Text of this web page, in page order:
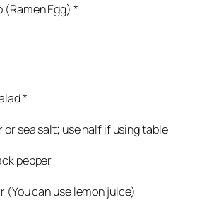
(Ramen Egg) *
*
sea salt; use half if using table
pepper
(You can use lemon juice)